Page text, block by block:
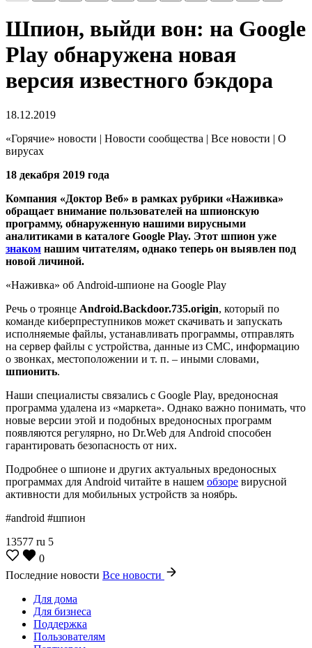
Шпион, выйди вон: на Google
Play обнаружена новая
версия известного бэкдора
18.12.2019
«Горячие» новости | Новости сообщества | Все новости | О
вирусах
18 декабря 2019 года
Компания «Доктор Веб» в рамках рубрики «Наживка»
обращает внимание пользователей на шпионскую
программу, обнаруженную нашими вирусными
аналитиками в каталоге Google Play. Этот шпион уже
знаком нашим читателям, однако теперь он выявлен под
новой личиной.
«Наживка» об Android-шпионе на Google Play
Речь о троянце Android.Backdoor.735.origin, который по
команде киберпреступников может скачивать и запускать
исполняемые файлы, устанавливать программы, отправлять
на сервер файлы с устройства, данные из СМС, информацию
о звонках, местоположении и т. п. – иными словами,
шпионить.
Наши специалисты связались с Google Play, вредоносная
программа удалена из «маркета». Однако важно понимать, что
новые версии этой и подобных вредоносных программ
появляются регулярно, но Dr.Web для Android способен
гарантировать безопасность от них.
Подробнее о шпионе и других актуальных вредоносных
программах для Android читайте в нашем обзоре вирусной
активности для мобильных устройств за ноябрь.
#android #шпион
13577 ru 5
0
Последние новости Все новости
Для дома
Для бизнеса
Поддержка
Пользователям